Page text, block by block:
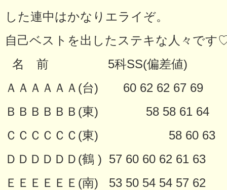
した連中はかなりエライぞ。
自己ベストを出したステキな人々で
名 前 5科SS(偏差値)
ＡＡＡＡＡＡ(台) 60 62 62 67 69
ＢＢＢＢＢＢ(東) 58 58 61 64
ＣＣＣＣＣＣ(東) 58 60 63
ＤＤＤＤＤＤ(鶴 ) 57 60 60 62 61 63
ＥＥＥＥＥＥ(南) 53 50 54 54 57 62